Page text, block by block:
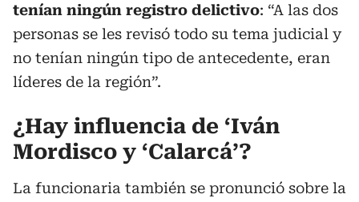
tenían ningún registro delictivo: “A las dos
personas se les revisó todo su tema judicial y
no tenían ningún tipo de antecedente, eran
líderes de la región”.
¿Hay influencia de ‘Iván
Mordisco y ‘Calarcá’?
La funcionaria también se pronunció sobre la